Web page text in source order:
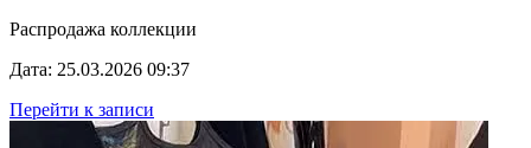
Распродажа коллекции
Дата: 25.03.2026 09:37
Перейти к записи